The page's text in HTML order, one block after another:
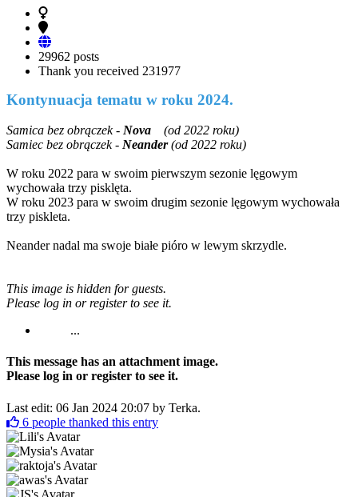
29962 posts
Thank you received 231977
Kontynuacja tematu w roku 2024.
Samica bez obrączek - Nova
(od 2022 roku)
Samiec bez obrączek - Neander(od 2022 roku)
W roku 2022 para w swoim pierwszym sezonie lęgowym
wychowała trzy pisklęta.
W roku 2023 para w swoim drugim sezonie lęgowym wychowała
trzy piskleta.
Neander nadal ma swoje białe pióro w lewym skrzydle.
This image is hidden for guests.
Please log in or register to see it.
...
This message has an attachment image.
Please log in or register to see it.
Last edit: 06 Jan 2024 20:07 by Terka.
6 people thanked this entry